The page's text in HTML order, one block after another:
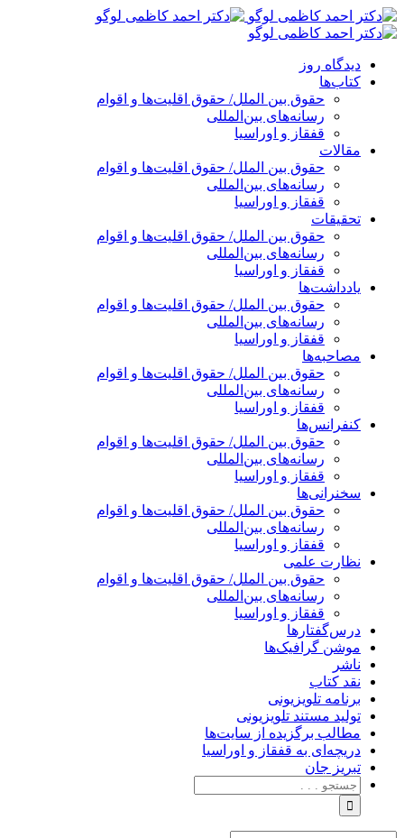
پرش
به
دیدگاه روز
کتاب‌ها
حقوق بین الملل/ حقوق اقلیت‌ها و اقوام
رسانه‌های بین‌المللی
قفقاز و اوراسیا
مقالات
حقوق بین الملل/ حقوق اقلیت‌ها و اقوام
رسانه‌های بین‌المللی
قفقاز و اوراسیا
تحقیقات
حقوق بین الملل/ حقوق اقلیت‌ها و اقوام
رسانه‌های بین‌المللی
قفقاز و اوراسیا
یادداشت‌ها
حقوق بین الملل/ حقوق اقلیت‌ها و اقوام
رسانه‌های بین‌المللی
قفقاز و اوراسیا
مصاحبه‌ها
حقوق بین الملل/ حقوق اقلیت‌ها و اقوام
رسانه‌های بین‌المللی
قفقاز و اوراسیا
کنفرانس‌ها
حقوق بین الملل/ حقوق اقلیت‌ها و اقوام
رسانه‌های بین‌المللی
قفقاز و اوراسیا
سخنرانی‌ها
حقوق بین الملل/ حقوق اقلیت‌ها و اقوام
رسانه‌های بین‌المللی
قفقاز و اوراسیا
نظارت علمی
حقوق بین الملل/ حقوق اقلیت‌ها و اقوام
رسانه‌های بین‌المللی
قفقاز و اوراسیا
درس‌گفتارها
موشن گرافیک‌ها
ناشر
نقد کتاب
برنامه‌ تلویزیونی
تولید مستند تلویزیونی
مطالب برگزیده از سایت‌ها
دریچه‌ای به قفقاز و اوراسیا
تبریزِ جان
جستجو
برای: